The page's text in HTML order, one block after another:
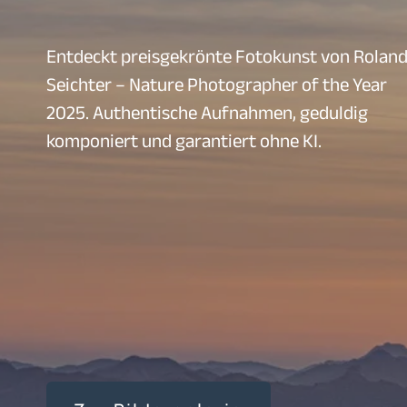
Entdeckt preisgekrönte Fotokunst von Roland
Seichter – Nature Photographer of the Year
2025. Authentische Aufnahmen, geduldig
komponiert und garantiert ohne KI.